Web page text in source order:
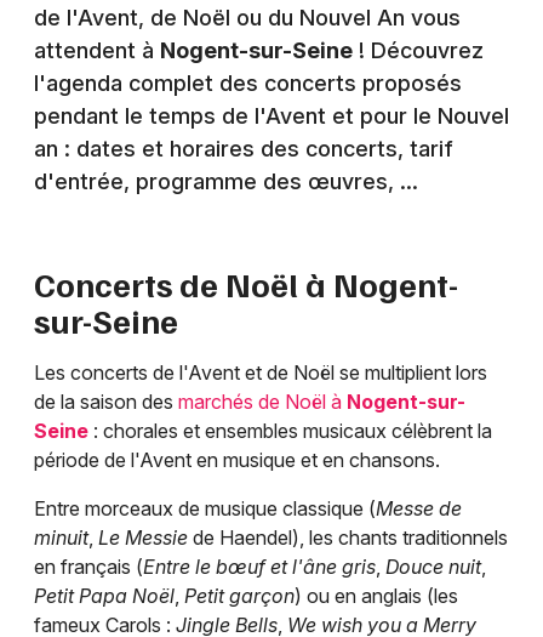
de l'Avent, de Noël ou du Nouvel An vous
attendent à Nogent-sur-Seine ! Découvrez
l'agenda complet des concerts proposés
pendant le temps de l'Avent et pour le Nouvel
an : dates et horaires des concerts, tarif
d'entrée, programme des œuvres, ...
Concerts de Noël à Nogent-
sur-Seine
Les concerts de l'Avent et de Noël se multiplient lors
de la saison des marchés de Noël à Nogent-sur-
Seine : chorales et ensembles musicaux célèbrent la
période de l'Avent en musique et en chansons.
Entre morceaux de musique classique (Messe de
minuit, Le Messie de Haendel), les chants traditionnels
en français (Entre le bœuf et l'âne gris, Douce nuit,
Petit Papa Noël, Petit garçon) ou en anglais (les
fameux Carols : Jingle Bells, We wish you a Merry